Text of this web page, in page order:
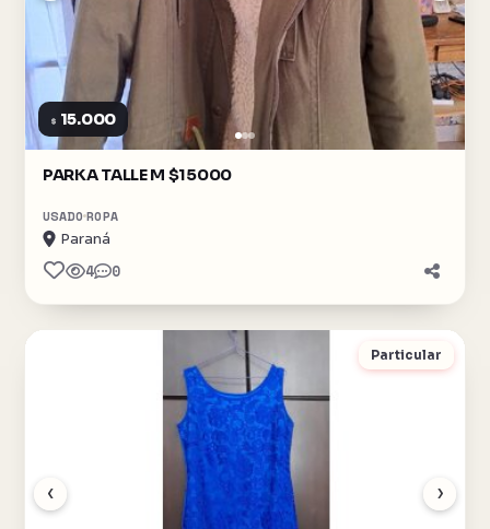
$ 15.000
PARKA TALLE M $15000
USADO ROPA
Paraná
4 0
‹ ›
Particular